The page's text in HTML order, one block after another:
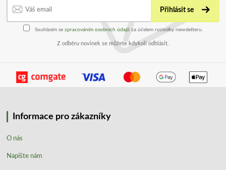
Přihlásit se
Souhlasím se zpracováním osobních údajů za účelem rozesílky newsletteru.
Z odběru novinek se můžete kdykoli odhlásit.
Informace pro zákazníky
O nás
Napište nám